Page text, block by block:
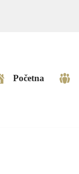
Početna